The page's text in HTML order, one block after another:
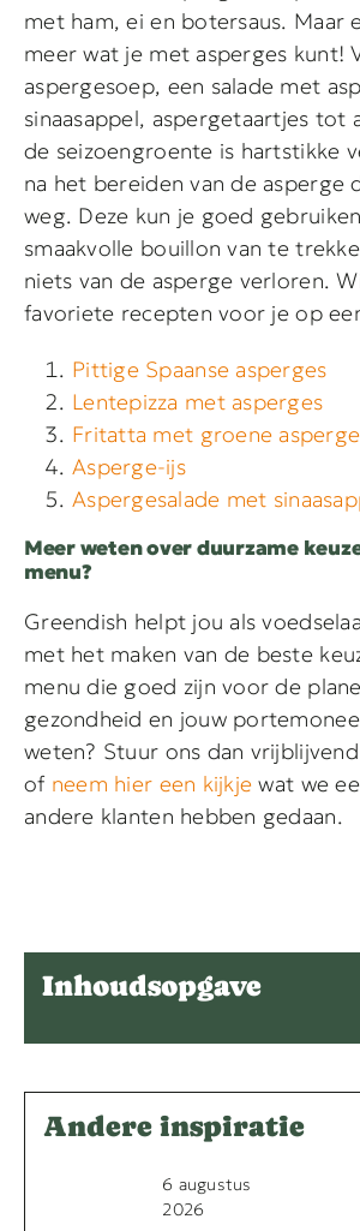
met ham, ei en botersaus. Maar
meer wat je met asperges kunt!
aspergesoep, een salade met
sinaasappel, aspergetaartjes tot
de seizoengroente is hartstikke
na het bereiden van de asperge
weg. Deze kun je goed
smaakvolle bouillon van te
niets van de asperge verloren.
favoriete recepten voor je op
Pittige Spaanse asperges
Lentepizza met asperges
Fritatta met groene
Asperge-ijs
Aspergesalade met
Meer weten over duurzame
menu?
Greendish helpt jou als
met het maken van de beste
menu die goed zijn voor de
gezondheid en jouw
weten? Stuur ons dan
of neem hier een kijkje wat we
andere klanten hebben gedaan.
Inhoudsopgave
Andere inspiratie
6 augustus
2026